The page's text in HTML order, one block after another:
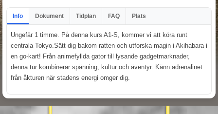
Info Dokument Tidplan FAQ Plats
Ungefär 1 timme. På denna kurs A1-S, kommer vi att köra runt
centrala Tokyo.Sätt dig bakom ratten och utforska magin i Akihabara i
en go-kart! Från animefyllda gator till lysande gadgetmarknader,
denna tur kombinerar spänning, kultur och äventyr. Känn adrenalinet
från åkturen när stadens energi omger dig.